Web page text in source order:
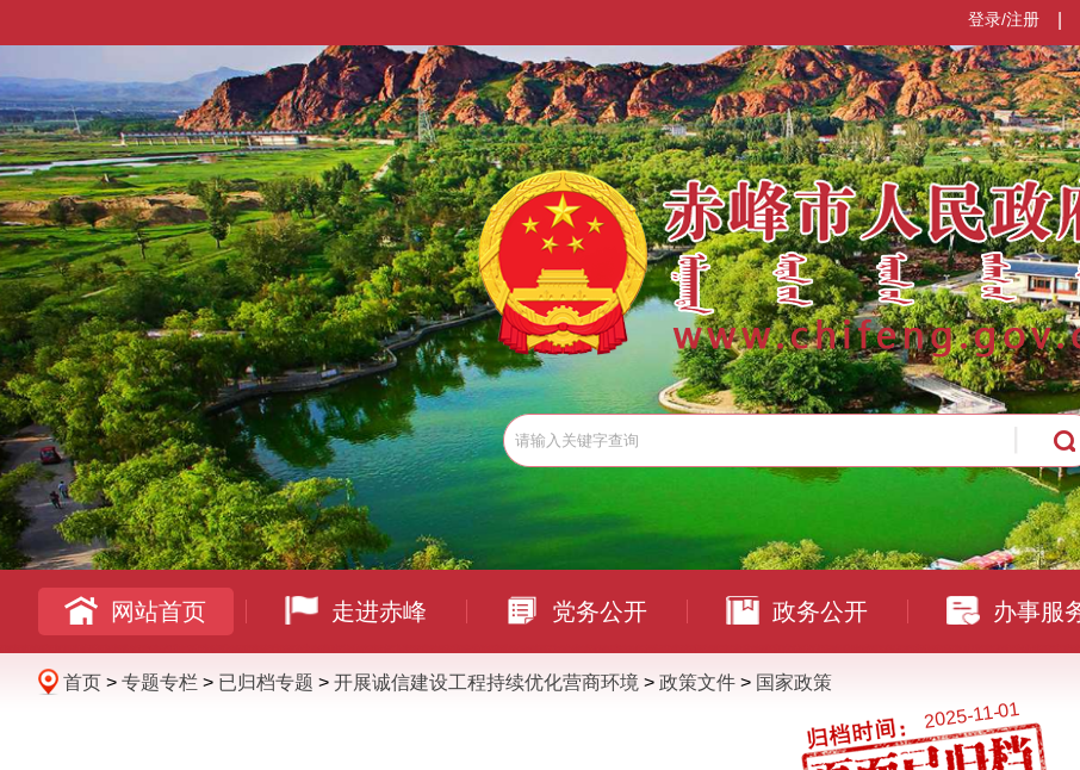
登录/注册
网站首页 走进赤峰 党务公开 政务公开 办事服
2025-11-01
首页 > 专题专栏 > 已归档专题 > 开展诚信建设工程持续优化营商环境 > 政策文件 > 国家政策